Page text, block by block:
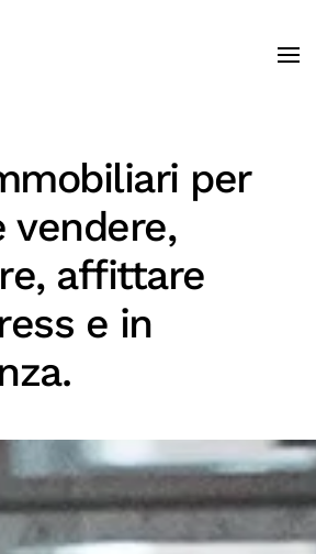
per
vendere,
affittare
e in